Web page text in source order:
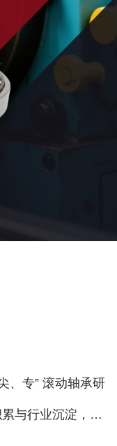
、专” 滚动轴承研
与行业沉淀，长